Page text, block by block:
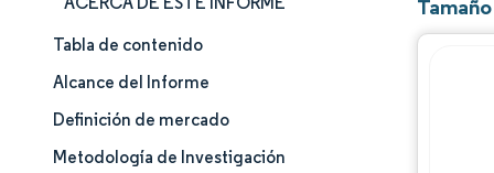
Panorama del Mercado
Análisis de mercado
Tendencias Principales del Mercado
Tabla de contenido
Alcance del Informe
Definición de mercado
Metodología de Investigación